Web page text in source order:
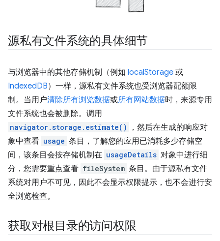
源私有文件系统的具体细节
与浏览器中的其他存储机制（例如 localStorage 或
IndexedDB）一样，源私有文件系统也受浏览器配额限
制。当用户清除所有浏览数据或所有网站数据时，来源专用
文件系统也会被删除。调用
navigator.storage.estimate()
，然后在生成的响应对
象中查看 usage 条目，了解您的应用已消耗多少存储空
间，该条目会按存储机制在 usageDetails 对象中进行细
分，您需要重点查看 fileSystem 条目。由于源私有文件
系统对用户不可见，因此不会显示权限提示，也不会进行安
全浏览检查。
获取对根目录的访问权限